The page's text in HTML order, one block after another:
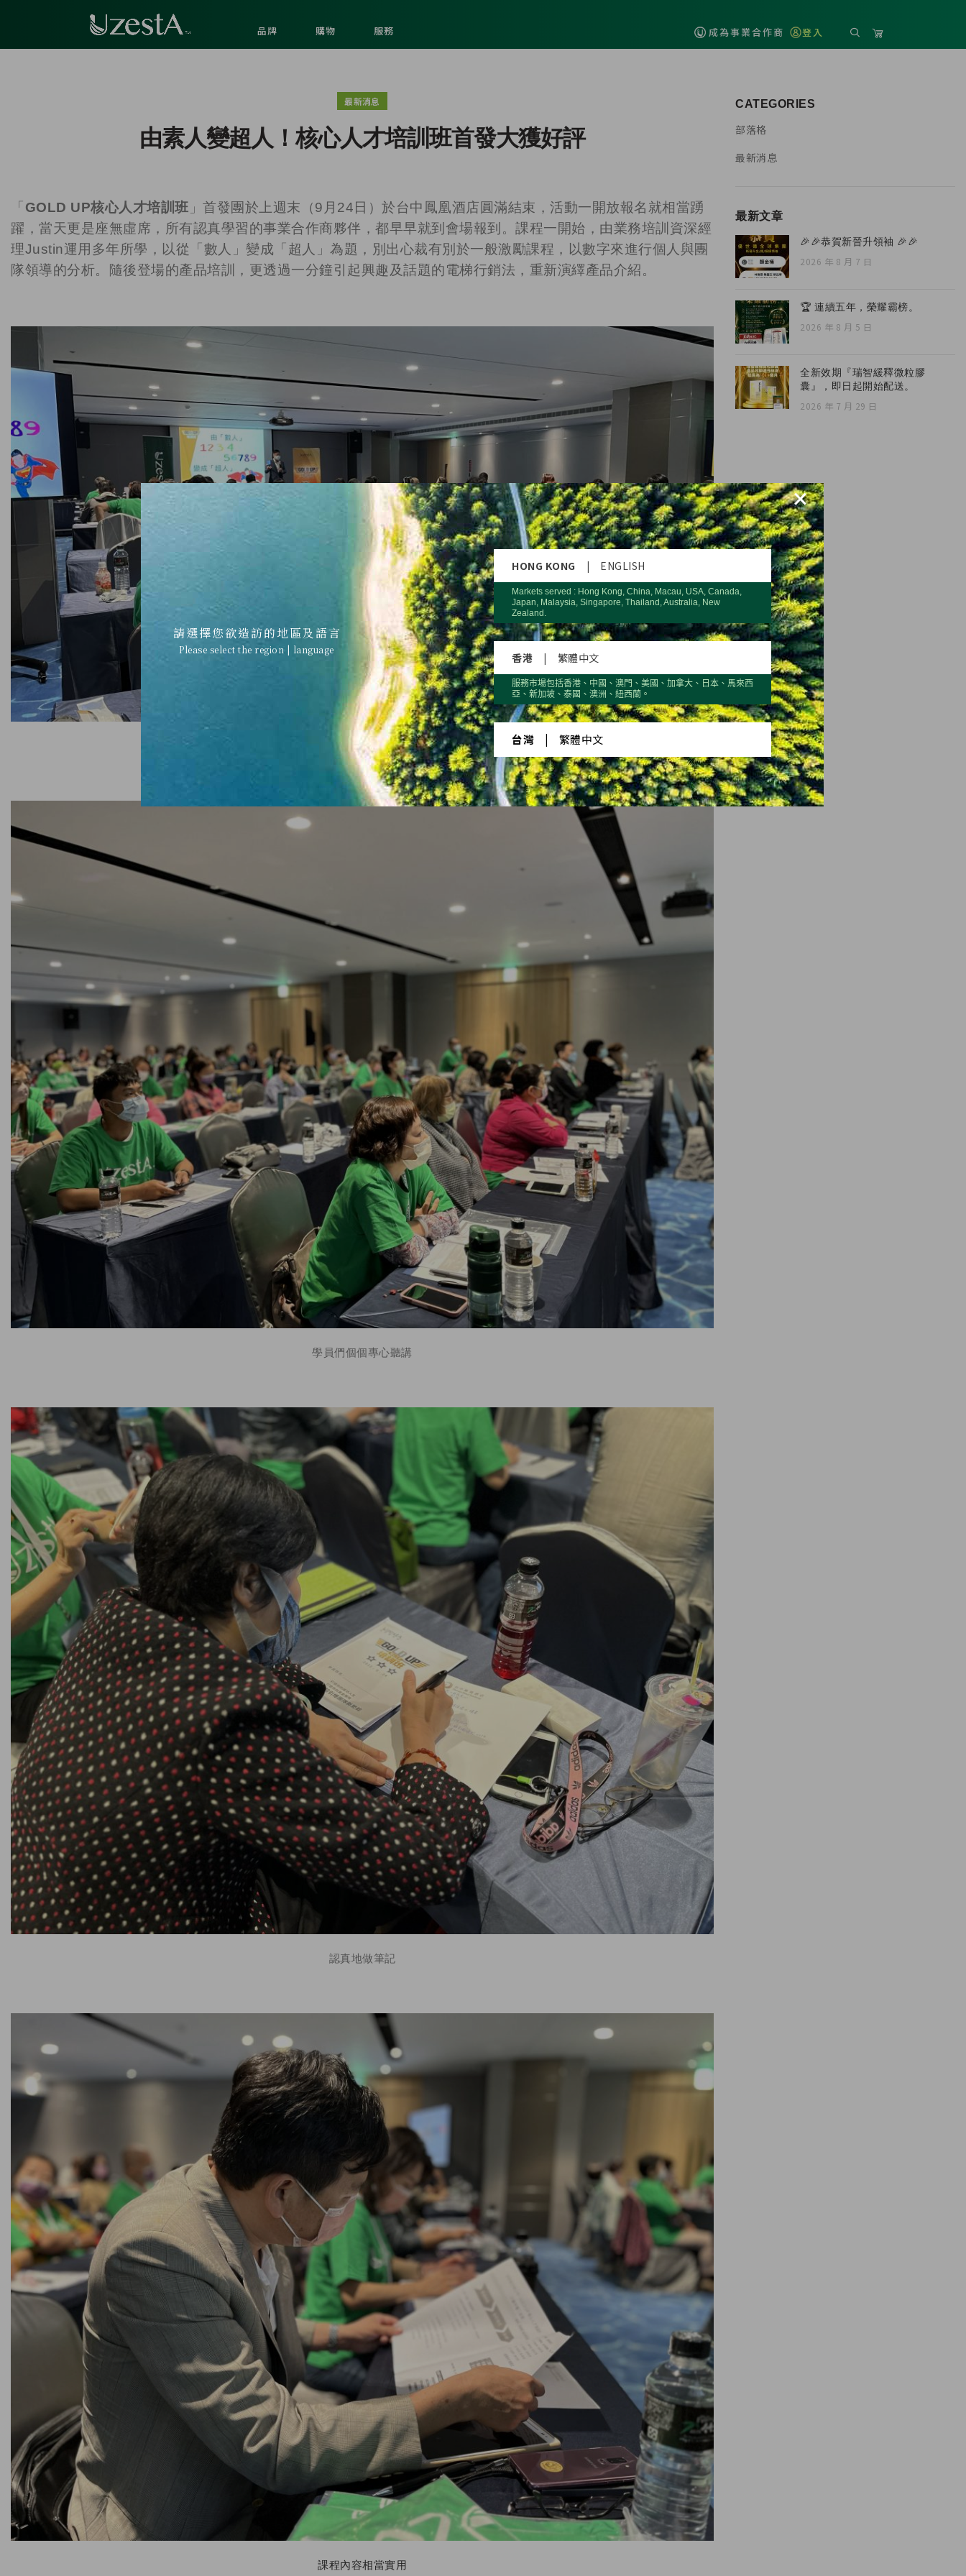
品牌 購物 服務 成為事業合作商 登入
最新消息
由素人變超人！核心人才培訓班首發大獲好評
「 GOLD UP核心人才培訓班 」首發團於上週末（9月24日）於台中鳳凰酒店圓滿結束，活動一開放報名就相當踴
躍，當天更是座無虛席，所有認真學習的事業合作商夥伴，都早早就到會場報到。課程一開始，由業務培訓資深經
理Justin運用多年所學，以從「數人」變成「超人」為題，別出心裁有別於一般激勵課程，以數字來進行個人與團
隊領導的分析。隨後登場的產品培訓，更透過一分鐘引起興趣及話題的電梯行銷法，重新演繹產品介紹。
業務培訓資深經理 Justin 分享從數字分析個人與團隊領導
學員們個個專心聽講
認真地做筆記
課程內容相當實用
CATEGORIES
部落格
最新消息
最新文章
🎉🎉恭賀新晉升領袖 🎉🎉
2026 年 8 月 7 日
🏆 連續五年，榮耀霸榜。
2026 年 8 月 5 日
全新效期『瑞智緩釋微粒膠
囊』，即日起開始配送。
2026 年 7 月 29 日
×
請選擇您欲造訪的地區及語言
Please select the region | language
HONG KONG | ENGLISH
Markets served : Hong Kong, China, Macau, USA, Canada,
Japan, Malaysia, Singapore, Thailand, Australia, New
Zealand.
香港 | 繁體中文
服務市場包括香港、中國、澳門、美國、加拿大、日本、馬來西
亞、新加坡、泰國、澳洲、紐西蘭。
台灣 繁體中文